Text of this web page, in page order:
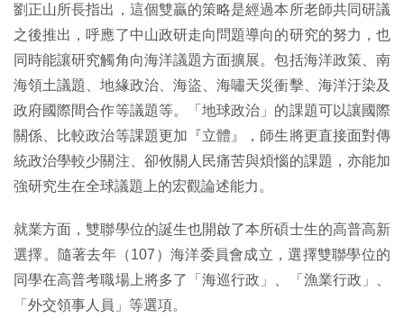
劉正山所長指出，這個雙贏的策略是經過本所老師共同研議
之後推出，呼應了中山政研走向問題導向的研究的努力，也
同時能讓研究觸角向海洋議題方面擴展。包括海洋政策、南
海領土議題、地緣政治、海盜、海嘯天災衝擊、海洋汙染及
政府國際間合作等議題等。「地球政治」的課題可以讓國際
關係、比較政治等課題更加『立體』，師生將更直接面對傳
統政治學較少關注、卻攸關人民痛苦與煩惱的課題，亦能加
強研究生在全球議題上的宏觀論述能力。
就業方面，雙聯學位的誕生也開啟了本所碩士生的高普高新
選擇。隨著去年（107）海洋委員會成立，選擇雙聯學位的
同學在高普考職場上將多了「海巡行政」、「漁業行政」、
「外交領事人員」等選項。